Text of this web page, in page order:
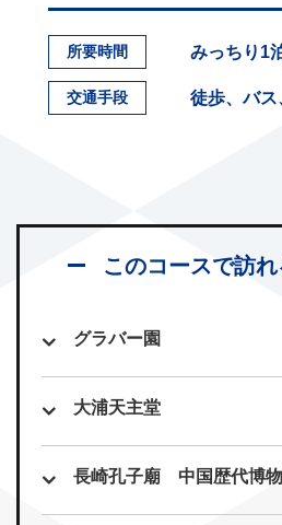
所要時間 みっちり1
交通手段 徒歩、バス
このコースで訪
グラバー園
大浦天主堂
長崎孔子廟 中国歴代博